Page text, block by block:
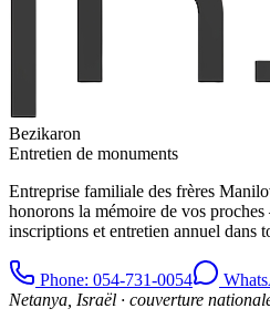
Bezikaron
Entretien de monuments
Entreprise familiale des frères
honorons la mémoire de vos
inscriptions et entretien annuel dans
Phone: 054-731-0054
Netanya, Israël · couverture